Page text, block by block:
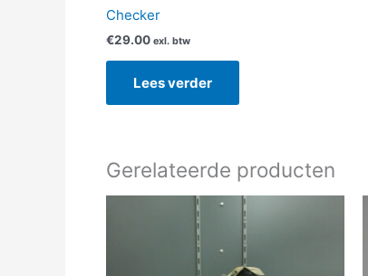
Checker
€29.00 exl. btw
Lees verder
Gerelateerde producten